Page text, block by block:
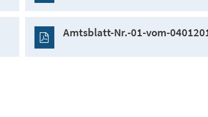
Amtsblatt-Nr.-01-vom-